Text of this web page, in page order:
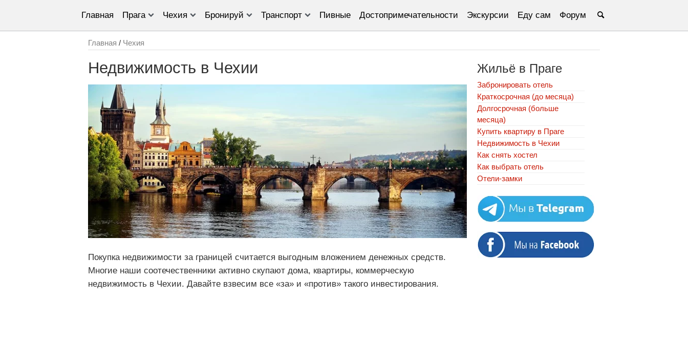
Главная Прага Чехия Бронируй Транспорт Пивные Достопримечательности Экскурсии Еду сам Форум
Главная / Чехия
Недвижимость в Чехии
Покупка недвижимости за границей считается выгодным вложением денежных средств.
Многие наши соотечественники активно скупают дома, квартиры, коммерческую
недвижимость в Чехии. Давайте взвесим все «за» и «против» такого инвестирования.
Жильё в Праге
Забронировать отель
Краткосрочная (до месяца)
Долгосрочная (больше
месяца)
Купить квартиру в Праге
Недвижимость в Чехии
Как снять хостел
Как выбрать отель
Отели-замки